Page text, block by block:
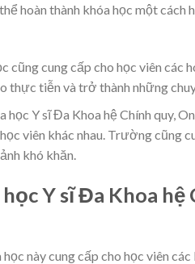
hoàn thành khóa học một cách
cũng cung cấp cho học viên các
thực tiễn và trở thành những
học Y sĩ Đa Khoa hệ Chính quy,
viên khác nhau. Trường cũng
khó khăn.
Y sĩ Đa Khoa
này cung cấp cho học viên